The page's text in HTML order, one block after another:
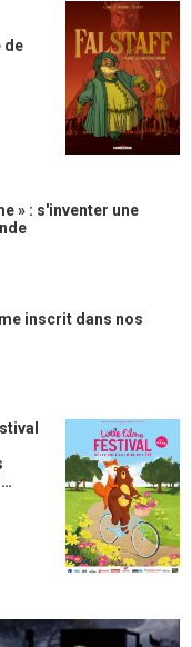
de
» : s'inventer une
inscrit dans nos